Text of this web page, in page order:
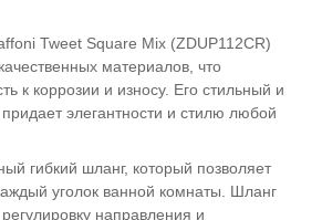
Tweet Square Mix (ZDUP112CR)
материалов, что
к коррозии и износу. Его стильный и
элегантности и стилю любой
гибкий шланг, который позволяет
уголок ванной комнаты. Шланг
направления и